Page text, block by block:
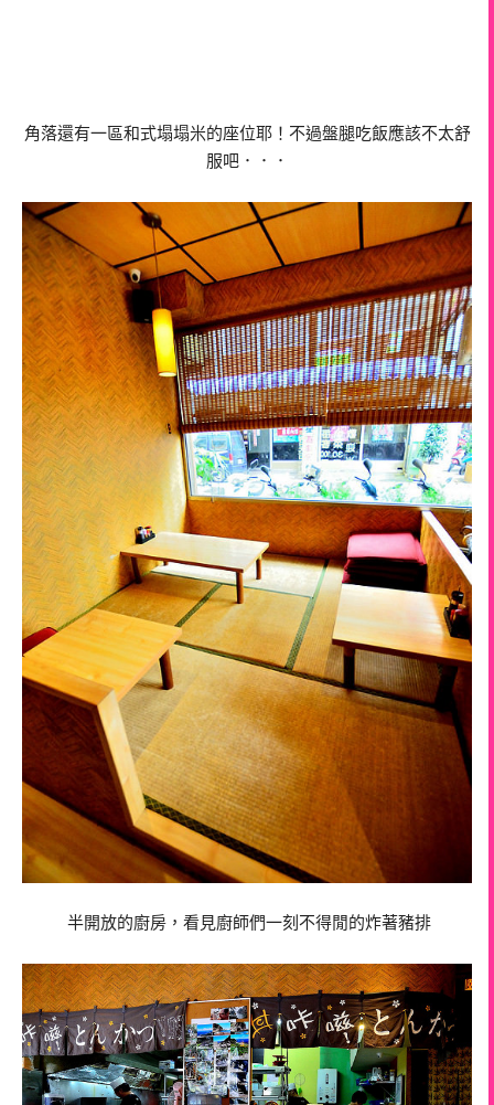
角落還有一區和式塌塌米的座位耶！不過盤腿吃飯應該不太舒
服吧．．．
半開放的廚房，看見廚師們一刻不得閒的炸著豬排